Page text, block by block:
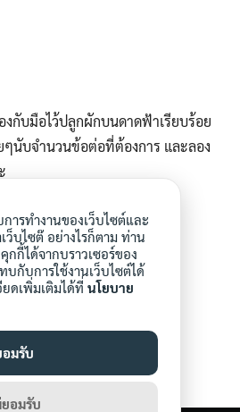
งกับมือไว้ปลูกผักบนดาดฟ้าเรียบร้อย
นับจำนวนข้อต่อที่ต้องการ และลอง
ารทำงานของเว็บไซต์และ
ว็บไซต๊ อย่างไรก็ตาม ท่าน
กกี้ได้จากบราวเซอร์ของ
กับการใช้งานเว็บไซต์ได้
ดเพิ่มเติมได้ที่ นโยบาย
มรับ
อมรับ